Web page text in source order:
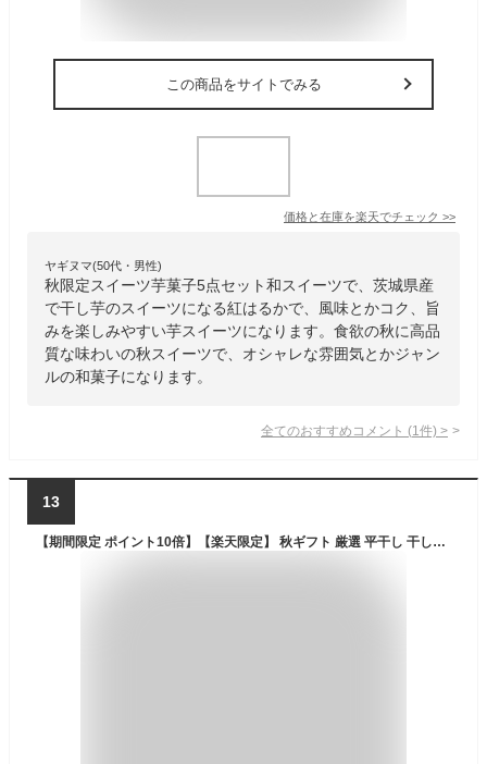
この商品をサイトでみる
価格と在庫を楽天でチェック >>
ヤギヌマ(50代・男性)
秋限定スイーツ芋菓子5点セット和スイーツで、茨城県産
で干し芋のスイーツになる紅はるかで、風味とかコク、旨
みを楽しみやすい芋スイーツになります。食欲の秋に高品
質な味わいの秋スイーツで、オシャレな雰囲気とかジャン
ルの和菓子になります。
全てのおすすめコメント (1 件) >
13
【期間限定 ポイント10倍】【楽天限定】 秋ギフト 厳選 平干し 干し芋 1kg 詰め合わせ 干しいも 国産 無添加 送料無料 干し芋 スイーツ さつまいも お菓子 和菓子 ギフトセット 茨城 紅はるか 手土産 茨城県 ご当地 さつまいもスイーツ 80代 C1